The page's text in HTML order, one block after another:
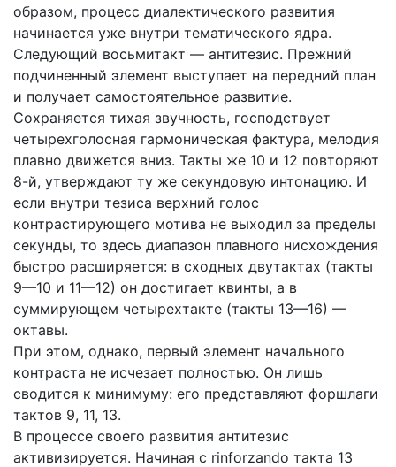
образом, процесс диалектического развития
начинается уже внутри тематического ядра.
Следующий восьмитакт — антитезис. Прежний
подчиненный элемент выступает на передний план
и получает самостоятельное развитие.
Сохраняется тихая звучность, господствует
четырехголосная гармоническая фактура, мелодия
плавно движется вниз. Такты же 10 и 12 повторяют
8-й, утверждают ту же секундовую интонацию. И
если внутри тезиса верхний голос
контрастирующего мотива не выходил за пределы
секунды, то здесь диапазон плавного нисхождения
быстро расширяется: в сходных двутактах (такты
9—10 и 11—12) он достигает квинты, а в
суммирующем четырехтакте (такты 13—16) —
октавы.
При этом, однако, первый элемент начального
контраста не исчезает полностью. Он лишь
сводится к минимуму: его представляют форшлаги
тактов 9, 11, 13.
В процессе своего развития антитезис
активизируется. Начиная с rinforzando такта 13